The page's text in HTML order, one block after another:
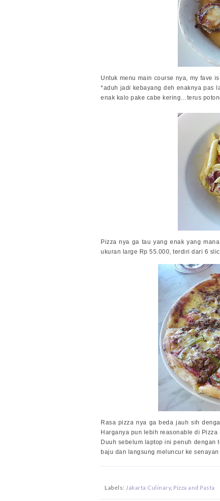
Untuk menu main course nya, my fave
*aduh jadi kebayang deh enaknya pas
enak kalo pake cabe kering…terus
Pizza nya ga tau yang enak yang
ukuran large Rp 55.000, terdiri dari 6
Rasa pizza nya ga beda jauh sih
Harganya pun lebih reasonable di
Duuh sebelum laptop ini penuh dengan
baju dan langsung meluncur ke senayan
Labels: Jakarta Culinary, Pizza and Pasta